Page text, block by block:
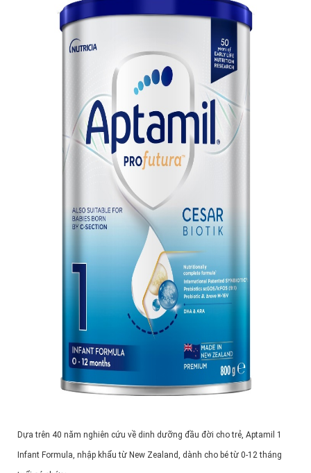
Dựa trên 40 năm nghiên cứu về dinh dưỡng đầu đời cho trẻ, Aptamil 1
Infant Formula, nhập khẩu từ New Zealand, dành cho bé từ 0-12 tháng